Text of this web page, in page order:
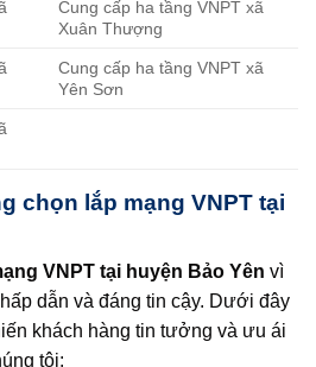
Cung cấp ha tầng VNPT xã
Xuân Thượng
Cung cấp ha tầng VNPT xã
Yên Sơn
chọn lắp mạng VNPT tại
VNPT tại huyện Bảo Yên vì
dẫn và đáng tin cậy. Dưới đây
khách hàng tin tưởng và ưu ái
tôi: